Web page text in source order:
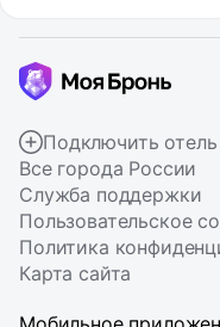
Подключить отель
Все города России
Служба поддержки
Пользовательское
Политика
Карта сайта